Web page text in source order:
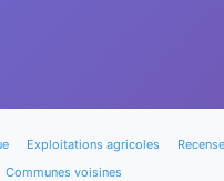
Exploitations agricoles
Communes voisines